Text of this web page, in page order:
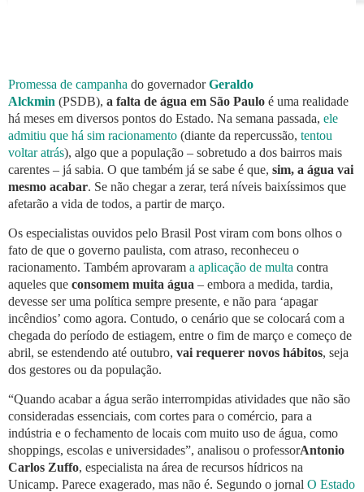
Promessa de campanha do governadorGeraldo
Alckmin (PSDB), a falta de água em São Paulo é uma realidade
há meses em diversos pontos do Estado. Na semana passada, ele
admitiu que há sim racionamento (diante da repercussão, tentou
voltar atrás), algo que a população – sobretudo a dos bairros mais
carentes – já sabia. O que também já se sabe é que, sim, a água vai
mesmo acabar. Se não chegar a zerar, terá níveis baixíssimos que
afetarão a vida de todos, a partir de março.
Os especialistas ouvidos pelo Brasil Post viram com bons olhos o
fato de que o governo paulista, com atraso, reconheceu o
racionamento. Também aprovaram a aplicação de multa contra
aqueles que consomem muita água – embora a medida, tardia,
devesse ser uma política sempre presente, e não para ‘apagar
incêndios’ como agora. Contudo, o cenário que se colocará com a
chegada do período de estiagem, entre o fim de março e começo de
abril, se estendendo até outubro, vai requerer novos hábitos, seja
dos gestores ou da população.
“Quando acabar a água serão interrompidas atividades que não são
consideradas essenciais, com cortes para o comércio, para a
indústria e o fechamento de locais com muito uso de água, como
shoppings, escolas e universidades”, analisou o professorAntonio
Carlos Zuffo, especialista na área de recursos hídricos na
Unicamp. Parece exagerado, mas não é. Segundo o jornal O Estado